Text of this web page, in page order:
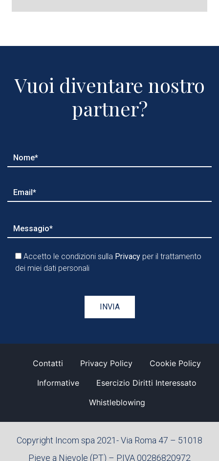
Vuoi diventare nostro
partner?
Accetto le condizioni sulla Privacy per il trattamento
dei miei dati personali
Contatti Privacy Policy
Cookie Policy
Informative
Esercizio Diritti Interessato
Whistleblowing
Copyright Incom spa 2021- Via Roma 47 – 51018
Pieve a Nievole (PT) – P.IVA 00286820972